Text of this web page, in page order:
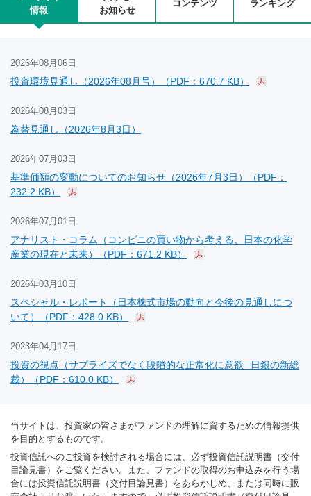
情報
お知らせ
コンテンツ
ランキング
2026年08月06日
投資環境見通し（2026年08月号）（PDF：670.7 KB）
2026年08月03日
為替見通し（2026年8月3日）
2026年07月03日
基準価額の変動についてのお知らせ（2026年7月3日）（PDF：
232.2 KB）
2026年07月01日
アナリスト・コラム（コンビニの買い物から考える、日本の化学
産業の現在と未来）（PDF：671.2 KB）
2026年03月10日
スペシャル・レポート（日本株式市場の動向と今後の見通しにつ
いて）（PDF：428.0 KB）
2023年04月17日
投資の視点（サプライズでなく段階的な正常化に意欲─日銀の新総
裁）（PDF：610.0 KB）
当サイトは、投資家の皆さまがファンドの理解に資するための情報提供
を目的とするものです。
投資信託へのご投資を検討される場合には、必ず投資信託説明書（交付
目論見書）をご覧ください。また、ファンドの取得のお申込みを行う場
合には投資信託説明書（交付目論見書）をあらかじめ、または同時に販